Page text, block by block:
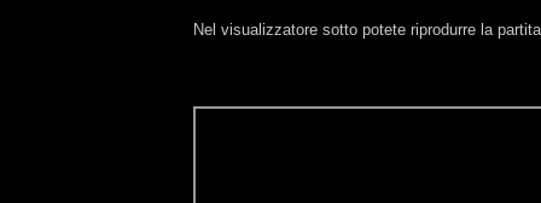
Nel visualizzatore sotto potete riprodurre la